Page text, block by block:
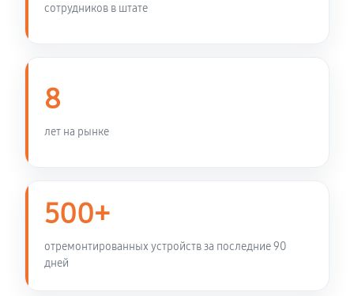
сотрудников в штате
8
лет на рынке
500+
отремонтированных устройств за последние 90
дней